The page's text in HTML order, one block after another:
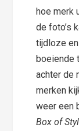
hoe merk
de foto’s
tijdloze
boeiende
achter de
merken
weer een
Box of